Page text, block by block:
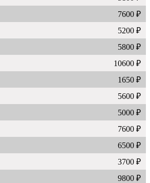
7600 ₽
5200 ₽
5800 ₽
10600 ₽
1650 ₽
5600 ₽
5000 ₽
7600 ₽
6500 ₽
3700 ₽
9800 ₽